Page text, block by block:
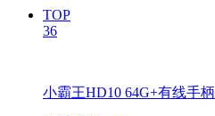
TOP
36
小霸王HD10 64G+有线手柄